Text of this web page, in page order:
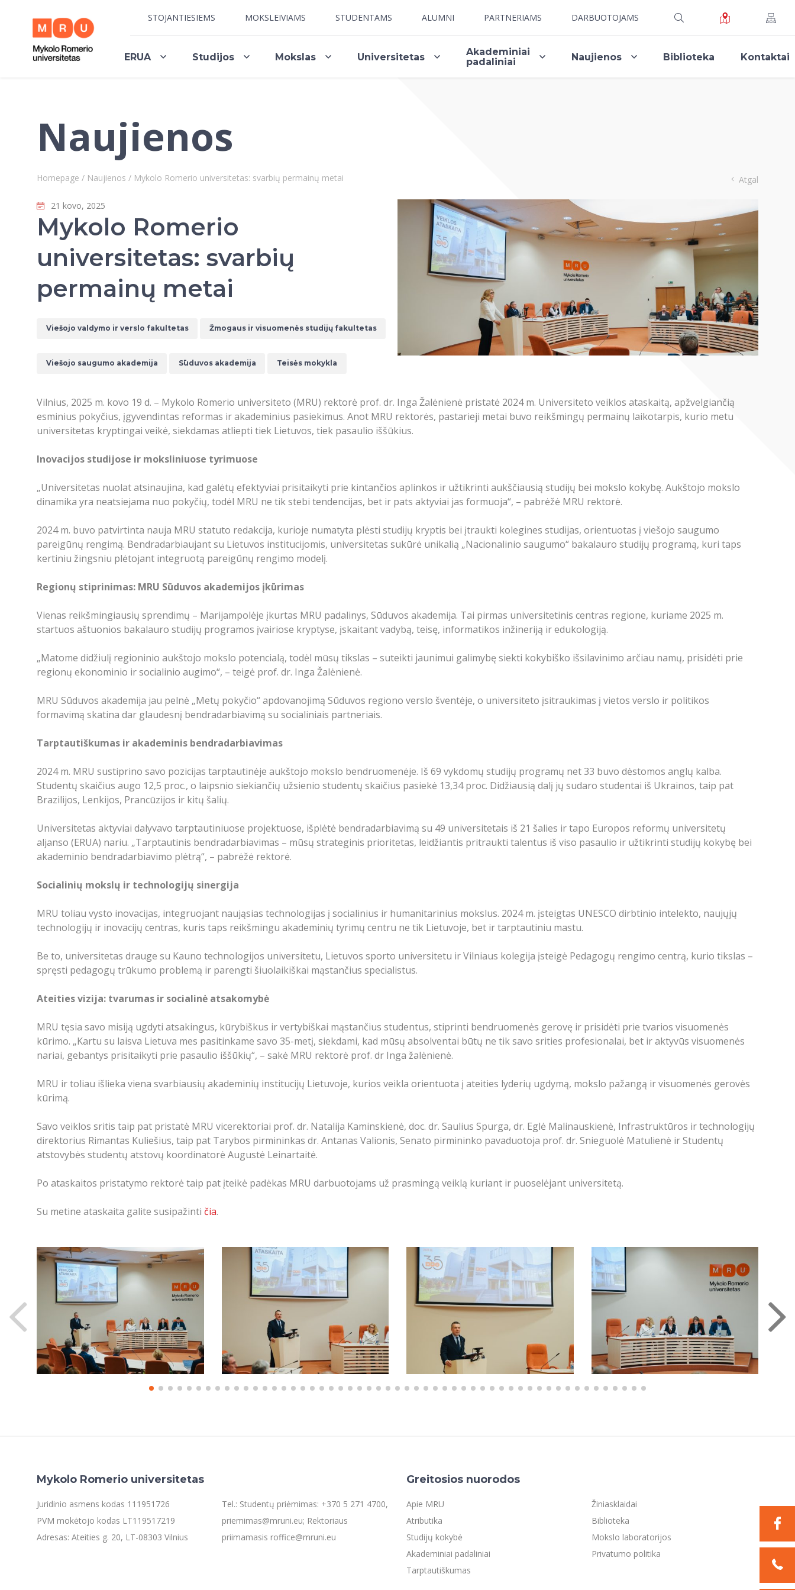
STOJANTIESIEMS MOKSLEIVIAMS STUDENTAMS ALUMNI PARTNERIAMS DARBUOTOJAMS
ERUA Studijos Mokslas Universitetas
Akademiniai
padaliniai
Naujienos Biblioteka Kontaktai
Naujienos
Homepage / Naujienos / Mykolo Romerio universitetas: svarbių permainų metai Atgal
21 kovo, 2025
Mykolo Romerio
universitetas: svarbių
permainų metai
Viešojo valdymo ir verslo fakultetas Žmogaus ir visuomenės studijų fakultetas
Viešojo saugumo akademija Sūduvos akademija Teisės mokykla
Vilnius, 2025 m. kovo 19 d. – Mykolo Romerio universiteto (MRU) rektorė prof. dr. Inga Žalėnienė pristatė 2024 m. Universiteto veiklos ataskaitą, apžvelgiančią
esminius pokyčius, įgyvendintas reformas ir akademinius pasiekimus. Anot MRU rektorės, pastarieji metai buvo reikšmingų permainų laikotarpis, kurio metu
universitetas kryptingai veikė, siekdamas atliepti tiek Lietuvos, tiek pasaulio iššūkius.
Inovacijos studijose ir moksliniuose tyrimuose
„Universitetas nuolat atsinaujina, kad galėtų efektyviai prisitaikyti prie kintančios aplinkos ir užtikrinti aukščiausią studijų bei mokslo kokybę. Aukštojo mokslo
dinamika yra neatsiejama nuo pokyčių, todėl MRU ne tik stebi tendencijas, bet ir pats aktyviai jas formuoja“, – pabrėžė MRU rektorė.
2024 m. buvo patvirtinta nauja MRU statuto redakcija, kurioje numatyta plėsti studijų kryptis bei įtraukti kolegines studijas, orientuotas į viešojo saugumo
pareigūnų rengimą. Bendradarbiaujant su Lietuvos institucijomis, universitetas sukūrė unikalią „Nacionalinio saugumo“ bakalauro studijų programą, kuri taps
kertiniu žingsniu plėtojant integruotą pareigūnų rengimo modelį.
Regionų stiprinimas: MRU Sūduvos akademijos įkūrimas
Vienas reikšmingiausių sprendimų – Marijampolėje įkurtas MRU padalinys, Sūduvos akademija. Tai pirmas universitetinis centras regione, kuriame 2025 m.
startuos aštuonios bakalauro studijų programos įvairiose kryptyse, įskaitant vadybą, teisę, informatikos inžineriją ir edukologiją.
„Matome didžiulį regioninio aukštojo mokslo potencialą, todėl mūsų tikslas – suteikti jaunimui galimybę siekti kokybiško išsilavinimo arčiau namų, prisidėti prie
regionų ekonominio ir socialinio augimo“, – teigė prof. dr. Inga Žalėnienė.
MRU Sūduvos akademija jau pelnė „Metų pokyčio“ apdovanojimą Sūduvos regiono verslo šventėje, o universiteto įsitraukimas į vietos verslo ir politikos
formavimą skatina dar glaudesnį bendradarbiavimą su socialiniais partneriais.
Tarptautiškumas ir akademinis bendradarbiavimas
2024 m. MRU sustiprino savo pozicijas tarptautinėje aukštojo mokslo bendruomenėje. Iš 69 vykdomų studijų programų net 33 buvo dėstomos anglų kalba.
Studentų skaičius augo 12,5 proc., o laipsnio siekiančių užsienio studentų skaičius pasiekė 13,34 proc. Didžiausią dalį jų sudaro studentai iš Ukrainos, taip pat
Brazilijos, Lenkijos, Prancūzijos ir kitų šalių.
Universitetas aktyviai dalyvavo tarptautiniuose projektuose, išplėtė bendradarbiavimą su 49 universitetais iš 21 šalies ir tapo Europos reformų universitetų
aljanso (ERUA) nariu. „Tarptautinis bendradarbiavimas – mūsų strateginis prioritetas, leidžiantis pritraukti talentus iš viso pasaulio ir užtikrinti studijų kokybę bei
akademinio bendradarbiavimo plėtrą“, – pabrėžė rektorė.
Socialinių mokslų ir technologijų sinergija
MRU toliau vysto inovacijas, integruojant naująsias technologijas į socialinius ir humanitarinius mokslus. 2024 m. įsteigtas UNESCO dirbtinio intelekto, naujųjų
technologijų ir inovacijų centras, kuris taps reikšmingu akademinių tyrimų centru ne tik Lietuvoje, bet ir tarptautiniu mastu.
Be to, universitetas drauge su Kauno technologijos universitetu, Lietuvos sporto universitetu ir Vilniaus kolegija įsteigė Pedagogų rengimo centrą, kurio tikslas –
spręsti pedagogų trūkumo problemą ir parengti šiuolaikiškai mąstančius specialistus.
Ateities vizija: tvarumas ir socialinė atsakomybė
MRU tęsia savo misiją ugdyti atsakingus, kūrybiškus ir vertybiškai mąstančius studentus, stiprinti bendruomenės gerovę ir prisidėti prie tvarios visuomenės
kūrimo. „Kartu su laisva Lietuva mes pasitinkame savo 35-metį, siekdami, kad mūsų absolventai būtų ne tik savo srities profesionalai, bet ir aktyvūs visuomenės
nariai, gebantys prisitaikyti prie pasaulio iššūkių“, – sakė MRU rektorė prof. dr Inga žalėnienė.
MRU ir toliau išlieka viena svarbiausių akademinių institucijų Lietuvoje, kurios veikla orientuota į ateities lyderių ugdymą, mokslo pažangą ir visuomenės gerovės
kūrimą.
Savo veiklos sritis taip pat pristatė MRU vicerektoriai prof. dr. Natalija Kaminskienė, doc. dr. Saulius Spurga, dr. Eglė Malinauskienė, Infrastruktūros ir technologijų
direktorius Rimantas Kuliešius, taip pat Tarybos pirmininkas dr. Antanas Valionis, Senato pirmininko pavaduotoja prof. dr. Snieguolė Matulienė ir Studentų
atstovybės studentų atstovų koordinatorė Augustė Leinartaitė.
Po ataskaitos pristatymo rektorė taip pat įteikė padėkas MRU darbuotojams už prasmingą veiklą kuriant ir puoselėjant universitetą.
Su metine ataskaita galite susipažinti čia.
Mykolo Romerio universitetas
Juridinio asmens kodas 111951726
PVM mokėtojo kodas LT119517219
Adresas: Ateities g. 20, LT-08303 Vilnius
Tel.: Studentų priėmimas: +370 5 271 4700,
priemimas@mruni.eu; Rektoriaus
priimamasis roffice@mruni.eu
Greitosios nuorodos
Apie MRU
Atributika
Studijų kokybė
Akademiniai padaliniai
Tarptautiškumas
Žiniasklaidai
Biblioteka
Mokslo laboratorijos
Privatumo politika